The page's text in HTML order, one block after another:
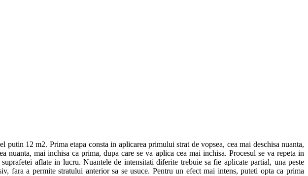
12 m2. Prima etapa consta in aplicarea primului strat de vopsea, cea mai deschisa nuanta,
mai inchisa ca prima, dupa care se va aplica cea mai inchisa. Procesul se va repeta in
aflate in lucru. Nuantele de intensitati diferite trebuie sa fie aplicate partial, una peste
fara a permite stratului anterior sa se usuce. Pentru un efect mai intens, puteti opta ca prima